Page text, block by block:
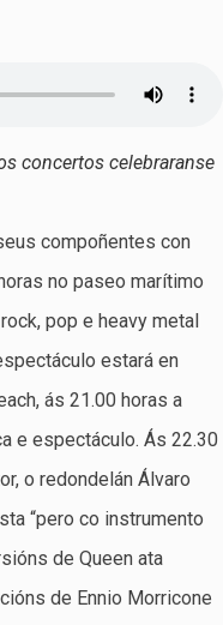
concertos celebraranse
compoñentes con
no paseo marítimo
pop e heavy metal
estará en
ás 21.00 horas a
e espectáculo. Ás 22.30
o redondelán Álvaro
“pero co instrumento
de Queen ata
de Ennio Morricone